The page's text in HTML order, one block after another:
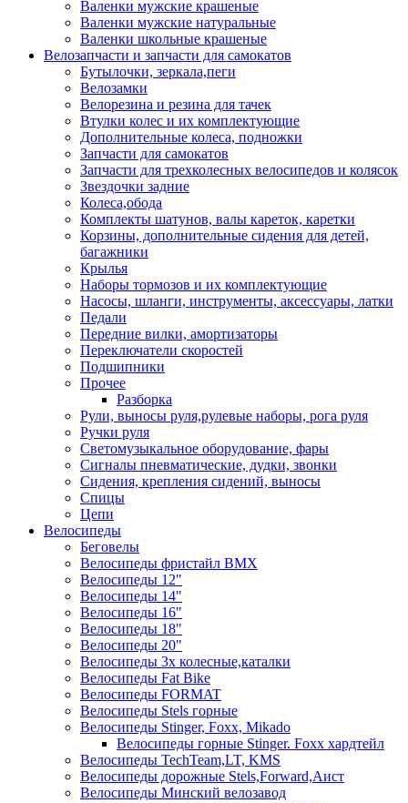
Валенки мужские крашеные
Валенки мужские натуральные
Валенки школьные крашеные
Велозапчасти и запчасти для самокатов
Бутылочки, зеркала,пеги
Велозамки
Велорезина и резина для тачек
Втулки колес и их комплектующие
Дополнительные колеса, подножки
Запчасти для самокатов
Запчасти для трехколесных велосипедов и колясок
Звездочки задние
Колеса,обода
Комплекты шатунов, валы кареток, каретки
Корзины, дополнительные сидения для детей,
багажники
Крылья
Наборы тормозов и их комплектующие
Насосы, шланги, инструменты, аксессуары, латки
Педали
Передние вилки, амортизаторы
Переключатели скоростей
Подшипники
Прочее
Разборка
Рули, выносы руля,рулевые наборы, рога руля
Ручки руля
Светомузыкальное оборудование, фары
Сигналы пневматические, дудки, звонки
Сидения, крепления сидений, выносы
Спицы
Цепи
Велосипеды
Беговелы
Велосипеды фристайл ВМХ
Велосипеды 12"
Велосипеды 14"
Велосипеды 16"
Велосипеды 18"
Велосипеды 20"
Велосипеды 3х колесные,каталки
Велосипеды Fat Bike
Велосипеды FORMAT
Велосипеды Stels горные
Велосипеды Stinger, Foxx, Mikado
Велосипеды горные Stinger. Foxx хардтейл
Велосипеды TechTeam,LT, KMS
Велосипеды дорожные Stels,Forward,Аист
Велосипеды Минский велозавод